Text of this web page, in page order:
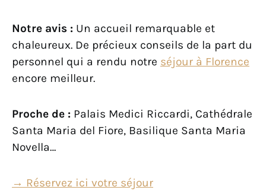
Notre avis : Un accueil remarquable et
chaleureux. De précieux conseils de la part du
personnel qui a rendu notre séjour à Florence
encore meilleur.
Proche de : Palais Medici Riccardi, Cathédrale
Santa Maria del Fiore, Basilique Santa Maria
Novella…
→ Réservez ici votre séjour